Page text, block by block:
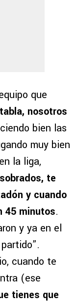
que
nosotros
bien las
muy bien
la liga,
te
y cuando
45 minutos.
y ya en el
cuando te
(ese
tienes que